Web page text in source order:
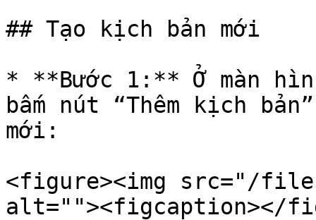
## Tạo kịch bản mới
* **Bước 1:** Ở màn
bấm nút “Thêm kịch
mới:
<figure><img src="/files/
alt=""><figcaption></